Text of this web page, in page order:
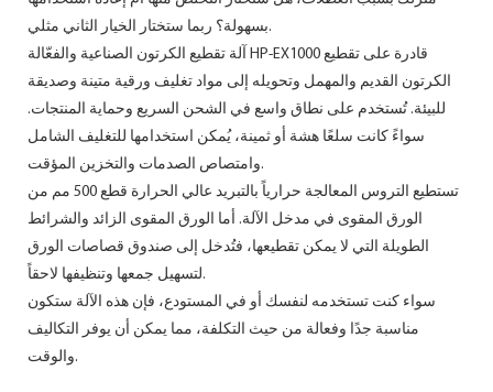
بسهولة؟ ربما ستختار الخيار الثاني مثلي.
آلة تقطيع الكرتون الصناعية والفعّالة HP-EX1000 قادرة على تقطيع
الكرتون القديم والمهمل وتحويله إلى مواد تغليف ورقية متينة وصديقة
للبيئة. تُستخدم على نطاق واسع في الشحن السريع وحماية المنتجات.
سواءً كانت سلعًا هشة أو ثمينة، يُمكن استخدامها للتغليف الشامل
وامتصاص الصدمات والتخزين المؤقت.
تستطيع التروس المعالجة حرارياً بالتبريد عالي الحرارة قطع 500 مم من
الورق المقوى في مدخل الآلة. أما الورق المقوى الزائد والشرائط
الطويلة التي لا يمكن تقطيعها، فتُدخل إلى صندوق قصاصات الورق
لتسهيل جمعها وتنظيفها لاحقاً.
سواء كنت تستخدمه لنفسك أو في المستودع، فإن هذه الآلة ستكون
مناسبة جدًا وفعالة من حيث التكلفة، مما يمكن أن يوفر التكاليف
والوقت.